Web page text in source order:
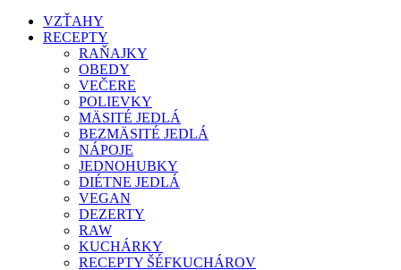
VZŤAHY
RECEPTY
RAŇAJKY
OBEDY
VEČERE
POLIEVKY
MÄSITÉ JEDLÁ
BEZMÄSITÉ JEDLÁ
NÁPOJE
JEDNOHUBKY
DIÉTNE JEDLÁ
VEGAN
DEZERTY
RAW
KUCHÁRKY
RECEPTY ŠÉFKUCHÁROV